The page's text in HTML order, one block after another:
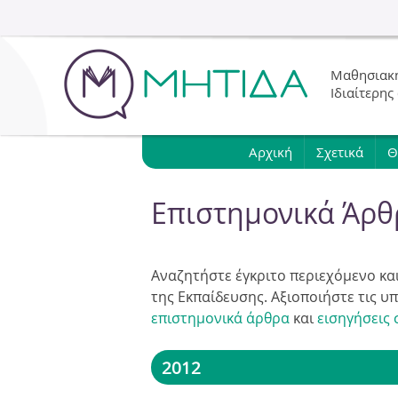
Αρχική Σχετικά
Επιστημονικά
Αναζητήστε έγκριτο περιεχόμενο
της Εκπαίδευσης. Αξιοποιήστε τις
επιστημονικά άρθρα και
2012